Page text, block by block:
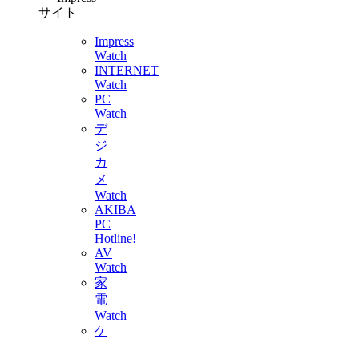
サイト
Impress
Watch
INTERNET
Watch
PC
Watch
デ
ジ
カ
メ
Watch
AKIBA
PC
Hotline!
AV
Watch
家
電
Watch
ケ